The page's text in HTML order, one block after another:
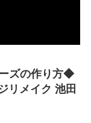
ズの作り方◆
リメイク 池田